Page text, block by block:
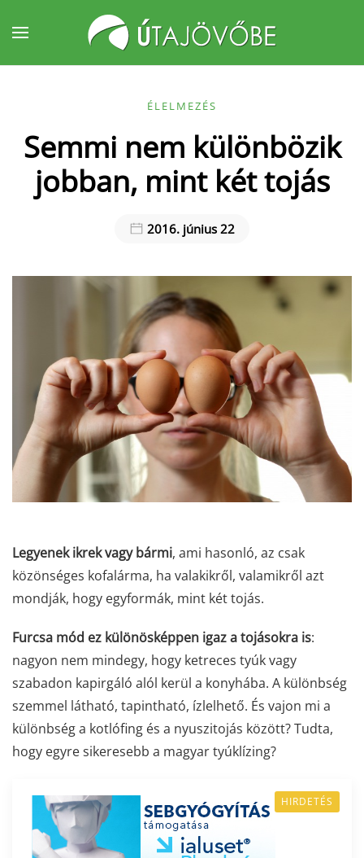
Fő tartalom átugrása
ÉLELMEZÉS
Semmi nem különbözik
jobban, mint két tojás
2016. június 22
Legyenek ikrek vagy bármi, ami hasonló, az csak
közönséges kofalárma, ha valakikről, valamikről azt
mondják, hogy egyformák, mint két tojás.
Furcsa mód ez különösképpen igaz a tojásokra is:
nagyon nem mindegy, hogy ketreces tyúk vagy
szabadon kapirgáló alól kerül a konyhába. A különbség
szemmel látható, tapintható, ízlelhető. És vajon mi a
különbség a kotlófing és a nyuszitojás között? Tudta,
hogy egyre sikeresebb a magyar tyúklízing?
HIRDETÉS